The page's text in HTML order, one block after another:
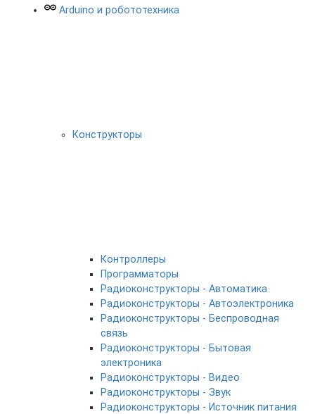
Arduino и робототехника
Конструкторы
Контроллеры
Программаторы
Радиоконструкторы - Автоматика
Радиоконструкторы - Автоэлектроника
Радиоконструкторы - Беспроводная
связь
Радиоконструкторы - Бытовая
электроника
Радиоконструкторы - Видео
Радиоконструкторы - Звук
Радиоконструкторы - Источник питания